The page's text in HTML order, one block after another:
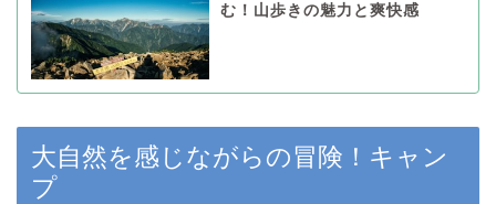
む！山歩きの魅力と爽快感
大自然を感じながらの冒険！キャン
プ